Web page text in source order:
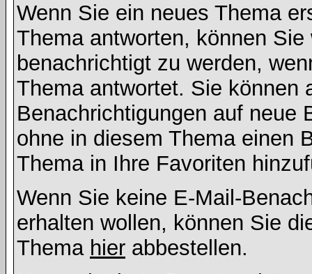
Wenn Sie ein neues Thema
Thema antworten, können
benachrichtigt zu werden,
Thema antwortet. Sie können
Benachrichtigungen auf neue
ohne in diesem Thema einen
Thema in Ihre Favoriten
Wenn Sie keine E-Mail-
erhalten wollen, können Sie
Thema hier abbestellen.